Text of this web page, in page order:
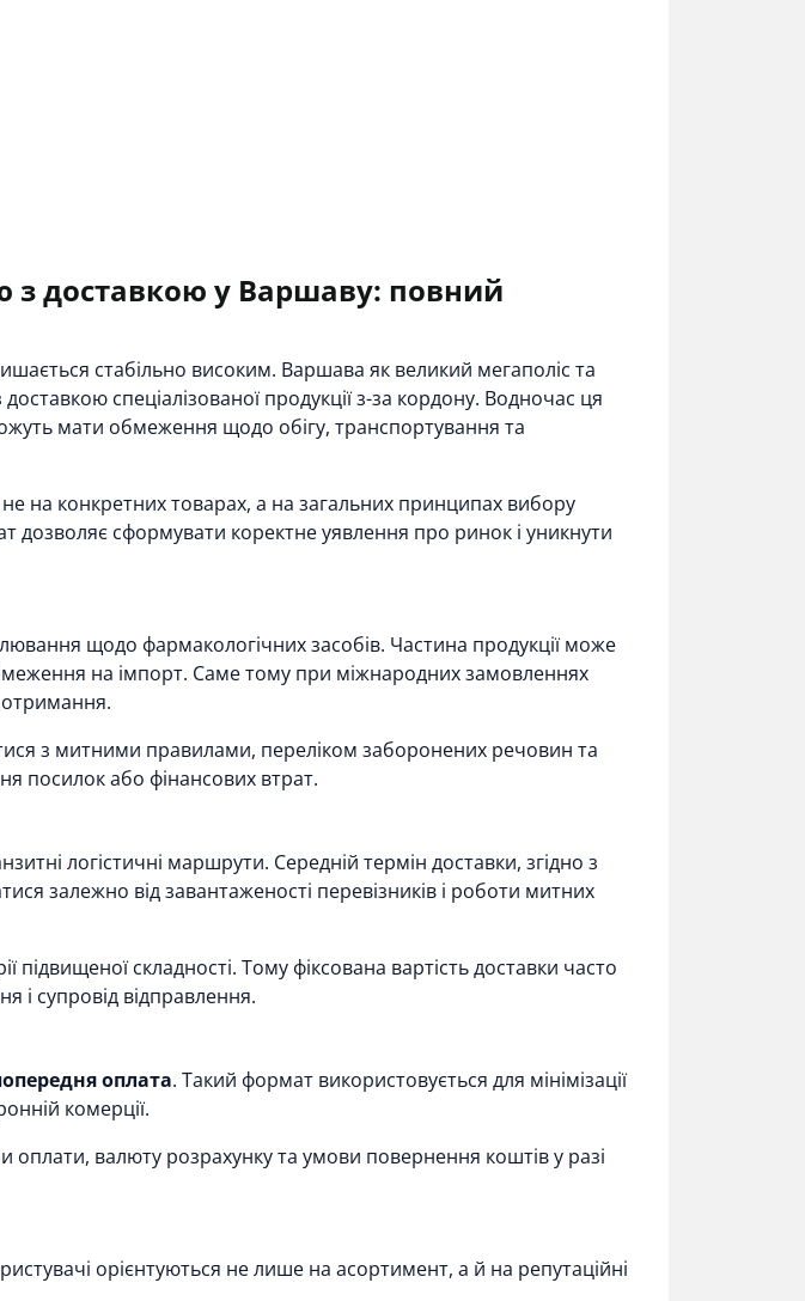
з доставкою у Варшаву: повний
стабільно високим. Варшава як великий мегаполіс та
спеціалізованої продукції з-за кордону. Водночас ця
мати обмеження щодо обігу, транспортування та
на конкретних товарах, а на загальних принципах вибору
дозволяє сформувати коректне уявлення про ринок і уникнути
щодо фармакологічних засобів. Частина продукції може
на імпорт. Саме тому при міжнародних замовленнях
отримання.
з митними правилами, переліком заборонених речовин та
посилок або фінансових втрат.
логістичні маршрути. Середній термін доставки, згідно з
залежно від завантаженості перевізників і роботи митних
складності. Тому фіксована вартість доставки часто
і супровід відправлення.
оплата. Такий формат використовується для мінімізації
комерції.
оплати, валюту розрахунку та умови повернення коштів у разі
орієнтуються не лише на асортимент, а й на репутаційні